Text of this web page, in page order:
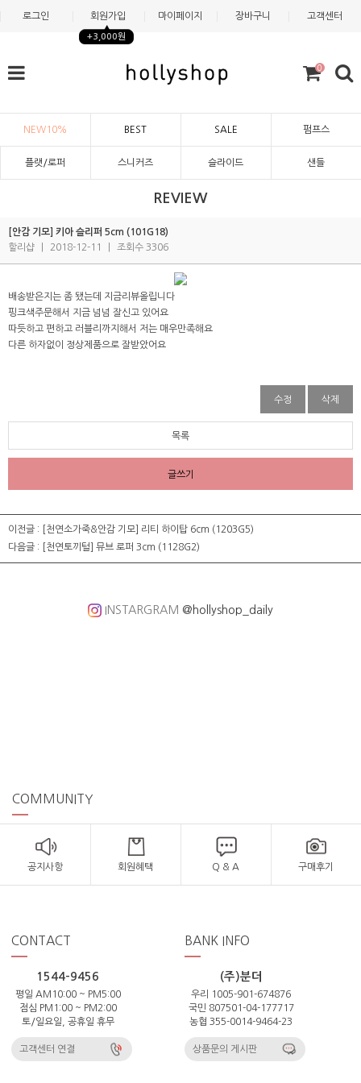
로그인 회원가입
+3,000원
마이페이지 장바구니 고객센터
0
NEW10% BEST SALE 펌프스
플랫/로퍼 스니커즈 슬라이드 샌들
REVIEW
[안감 기모] 키아 슬리퍼 5cm (101G18)
할리샵
2018-12-11 조회수 3306
배송받은지는 좀 됐는데 지금리뷰올립니다
핑크색주문해서 지금 넘넘 잘신고 있어요
따듯하고 편하고 러블리까지해서 저는 매우만족해요
다른 하자없이 정상제품으로 잘받았어요
수정 삭제
목록
글쓰기
이전글 :
[천연소가죽&안감 기모] 리티 하이탑 6cm (1203G5)
다음글 :
[천연토끼털] 뮤브 로퍼 3cm (1128G2)
INSTARGRAM @hollyshop_daily
COMMUNITY
공지사항 회원혜택 Q & A 구매후기
CONTACT
1544-9456
평일 AM10:00 ~ PM5:00
점심 PM1:00 ~ PM2:00
토/일요일, 공휴일 휴무
고객센터 연결
BANK INFO
(주)분더
우리 1005-901-674876
국민 807501-04-177717
농협 355-0014-9464-23
상품문의 게시판